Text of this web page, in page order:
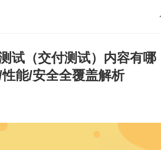
试（交付测试）内容有哪
能/安全全覆盖解析